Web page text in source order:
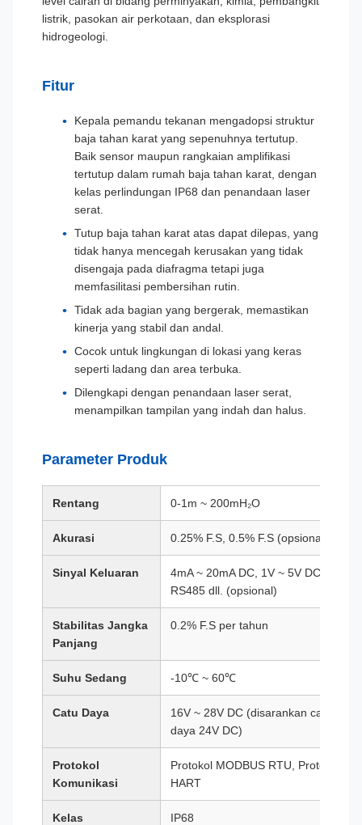
listrik, pasokan air perkotaan, dan eksplorasi
hidrogeologi.
Fitur
Kepala pemandu tekanan mengadopsi struktur
baja tahan karat yang sepenuhnya tertutup.
Baik sensor maupun rangkaian amplifikasi
tertutup dalam rumah baja tahan karat, dengan
kelas perlindungan IP68 dan penandaan laser
serat.
Tutup baja tahan karat atas dapat dilepas, yang
tidak hanya mencegah kerusakan yang tidak
disengaja pada diafragma tetapi juga
memfasilitasi pembersihan rutin.
Tidak ada bagian yang bergerak, memastikan
kinerja yang stabil dan andal.
Cocok untuk lingkungan di lokasi yang keras
seperti ladang dan area terbuka.
Dilengkapi dengan penandaan laser serat,
menampilkan tampilan yang indah dan halus.
Parameter Produk
Rentang 0-1m ~ 200mH₂O
Akurasi 0.25% F.S, 0.5% F.S (opsional)
Sinyal Keluaran
4mA ~ 20mA DC, 1V ~ 5V DC,
RS485 dll. (opsional)
Stabilitas Jangka
Panjang
0.2% F.S per tahun
Suhu Sedang -10℃ ~ 60℃
Catu Daya
16V ~ 28V DC (disarankan catu
daya 24V DC)
Protokol
Komunikasi
Protokol MODBUS RTU, Protokol
HART
Kelas
IP68